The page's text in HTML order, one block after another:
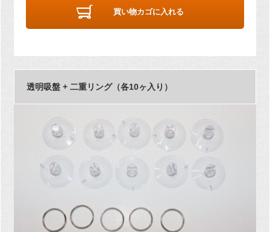
買い物カゴに入れる
透明吸盤 + 二重リング（各10ヶ入り）